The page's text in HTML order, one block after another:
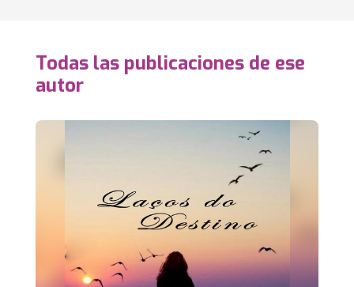
Todas las publicaciones de ese
autor